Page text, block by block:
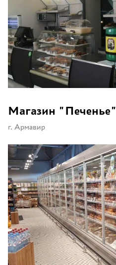
Магазин "Печенье"
г. Армавир